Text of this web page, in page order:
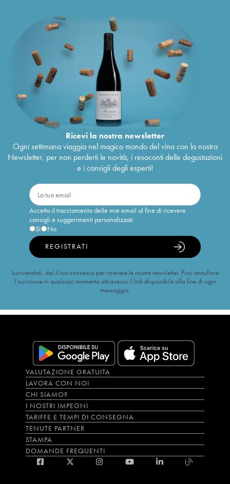
Ricevi la nostra newsletter
Ogni settimana viaggia nel magico mondo del vino con la nostra
Newsletter, per non perderti le novità, i resoconti delle degustazioni
e i consigli degli esperti!
Accetto il tracciamento delle mie email al fine di ricevere
consigli e suggerimenti personalizzati
Sì
No
REGISTRATI
Iscrivendoti, dai il tuo consenso per ricevere le nostre newsletter. Puoi annullare
l’iscrizione in qualsiasi momento attraverso il link disponibile alla fine di ogni
messaggio.
VALUTAZIONE GRATUITA
LAVORA CON NOI
CHI SIAMO?
I NOSTRI IMPEGNI
TARIFFE E TEMPI DI CONSEGNA
TENUTE PARTNER
STAMPA
DOMANDE FREQUENTI